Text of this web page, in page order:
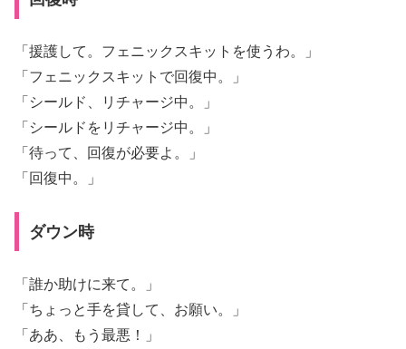
「援護して。フェニックスキットを使うわ。」
「フェニックスキットで回復中。」
「シールド、リチャージ中。」
「シールドをリチャージ中。」
「待って、回復が必要よ。」
「回復中。」
ダウン時
「誰か助けに来て。」
「ちょっと手を貸して、お願い。」
「ああ、もう最悪！」